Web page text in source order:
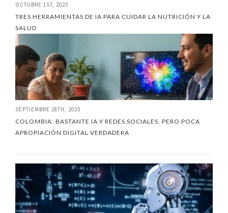
OCTUBRE 1ST, 2025
TRES HERRAMIENTAS DE IA PARA CUIDAR LA NUTRICIÓN Y LA
SALUD
SEPTIEMBRE 28TH, 2025
COLOMBIA: BASTANTE IA Y REDES SOCIALES, PERO POCA
APROPIACIÓN DIGITAL VERDADERA